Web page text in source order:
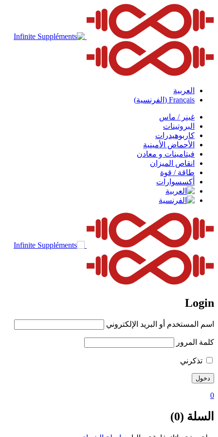
العربية
Français
( الفرنسية)
غينر / ماس
البروتينات
كاربوهيدرات
الأحماض الأمينية
فيتامينات و معادن
انقاص الميزان
طاقة / قوة
أكسسوارات
Login
اسم المستخدم أو البريد الإلكتروني
كلمة المرور
تذكرني
0
السلة (0)